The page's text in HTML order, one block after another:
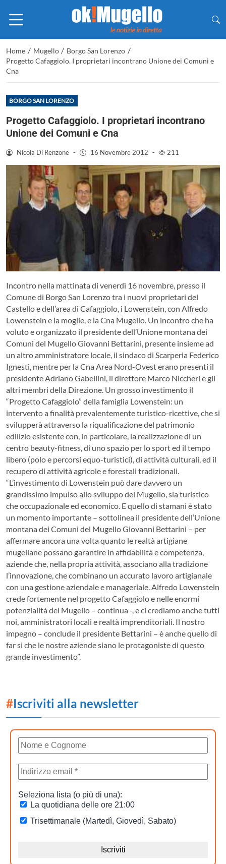
Home / Mugello / Borgo San Lorenzo /
Progetto Cafaggiolo. I proprietari incontrano Unione dei Comuni e
Cna
BORGO SAN LORENZO
Progetto Cafaggiolo. I proprietari incontrano
Unione dei Comuni e Cna
Nicola Di Renzone - 16 Novembre 2012 - 211
Incontro nella mattinata di venerdì 16 novembre, presso il
Comune di Borgo San Lorenzo tra i nuovi proprietari del
Castello e dell’area di Cafaggiolo, i Lowenstein, con Alfredo
Lowenstein e la moglie, e la Cna Mugello. Un incontro che ha
voluto e organizzato il presidente dell’Unione montana dei
Comuni del Mugello Giovanni Bettarini, presente insieme ad
un altro amministratore locale, il sindaco di Scarperia Federico
Ignesti, mentre per la Cna Area Nord-Ovest erano presenti il
presidente Adriano Gabellini, il direttore Marco Niccheri e gli
altri membri della Direzione. Un grosso investimento il
“Progetto Cafaggiolo” della famiglia Lowenstein: un
intervento a finalità prevalentemente turistico-ricettive, che si
svilupperà attraverso la riqualificazione del patrimonio
edilizio esistente con, in particolare, la realizzazione di un
centro beauty-fitness, di uno spazio per lo sport ed il tempo
libero (polo e percorsi equo-turistici), di attività culturali, ed il
recupero di attività agricole e forestali tradizionali.
“L’investimento di Lowenstein può dare davvero un
grandissimo impulso allo sviluppo del Mugello, sia turistico
che occupazionale ed economico. E quello di stamani è stato
un momento importante – sottolinea il presidente dell’Unione
montana dei Comuni del Mugello Giovanni Bettarini – per
affermare ancora una volta quanto le realtà artigiane
mugellane possano garantire in affidabilità e competenza,
aziende che, nella propria attività, associano alla tradizione
l’innovazione, che combinano un accurato lavoro artigianale
con una gestione aziendale e manageriale. Alfredo Lowenstein
crede fortemente nel progetto Cafaggiolo e nelle enormi
potenzialità del Mugello – continua -, e ci crediamo anche tutti
noi, amministratori locali e realtà imprenditoriali. Il nostro
impegno – conclude il presidente Bettarini – è anche quello di
far sì che le nostre aziende siano le protagoniste di questo
grande investimento”.
#Iscriviti alla newsletter